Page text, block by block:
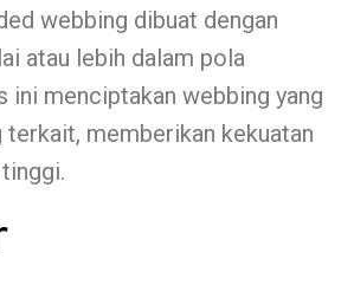
webbing dibuat dengan
atau lebih dalam pola
ini menciptakan webbing yang
terkait, memberikan kekuatan